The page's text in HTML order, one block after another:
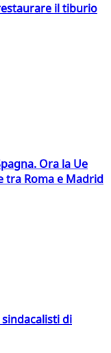
il tiburio
Ora la Ue
tra Roma e Madrid
di